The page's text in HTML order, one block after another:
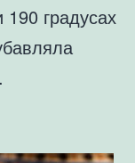
градусах